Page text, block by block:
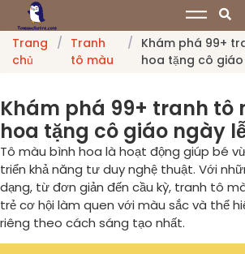
Trang
chủ
/ Tranh
tô màu
/ Khám phá 99+
hoa tặng cô
Khám phá 99+ tranh tô
hoa tặng cô giáo ngày
Tô màu bình hoa là hoạt động giúp bé
triển khả năng tư duy nghệ thuật. Với
dạng, từ đơn giản đến cầu kỳ, tranh tô
trẻ cơ hội làm quen với màu sắc và thể
riêng theo cách sáng tạo nhất.